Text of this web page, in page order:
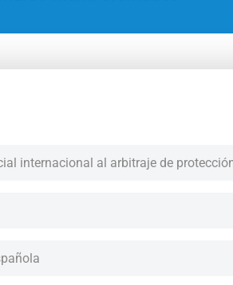
internacional al arbitraje de